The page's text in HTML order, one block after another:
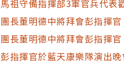
馬祖守備指揮部3軍官兵代表
團長董明德中將拜會彭指揮官
團長董明德中將拜會彭指揮官
彭指揮官於藍天康樂隊演出